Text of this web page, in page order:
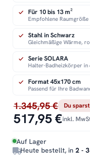
1.345,95 € Du
517,95 €inkl.
Auf Lager
Heute bestellt, in 2 -
Für 10 bis 13 m²
Empfohlene
Stahl in Schwarz
Gleichmäßige Wärme,
Serie SOLARA
Halter-Badheizkörper in
Format 45x170 cm
Passend für Ihre